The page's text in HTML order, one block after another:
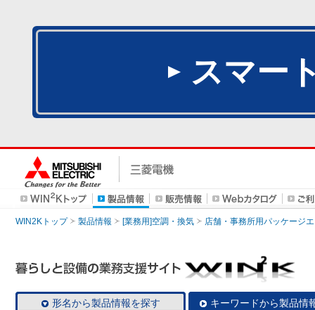
スマー
WIN2Kトップ 製品情報 [業務用]空調・換気 店舗・事務所用パッケージ
形名から製品情報を探す キーワードから製品情